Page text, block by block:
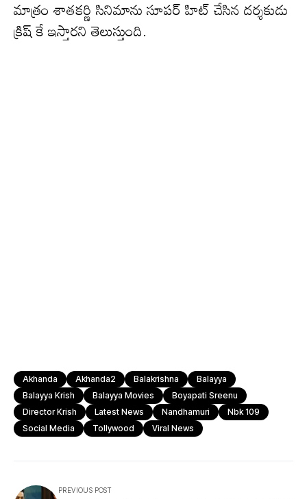
మాత్రం శాతకర్ణి సినిమాను సూపర్ హిట్ చేసిన దర్శకుడు
క్రిష్ కే ఇస్తారని తెలుస్తుంది.
Akhanda Akhanda2 Balakrishna
Balayya
Balayya Krish
Balayya Movies
Boyapati Sreenu
Director Krish
Latest News Nandhamuri
Nbk 109
Social Media
Tollywood Viral News
PREVIOUS POST